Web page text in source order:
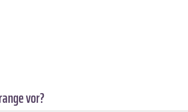
vor?